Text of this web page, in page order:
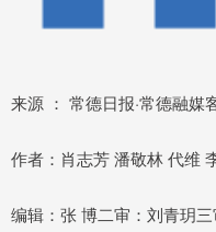
来源 ： 常德日报·常德融媒
作者：肖志芳 潘敬林 代维
编辑：张 博二审：刘青玥